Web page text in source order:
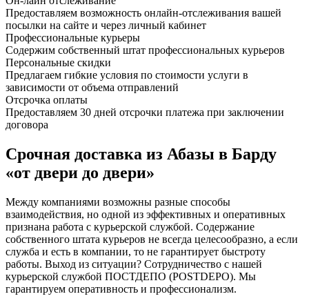
Предоставляем возможность онлайн-отслеживания вашей
посылки на сайте и через личный кабинет
Профессиональные курьеры
Содержим собственный штат профессиональных курьеров
Персональные скидки
Предлагаем гибкие условия по стоимости услуги в
зависимости от объема отправлений
Отсрочка оплаты
Предоставляем 30 дней отсрочки платежа при заключении
договора
Срочная доставка из Абазы в Барду
«от двери до двери»
Между компаниями возможны разные способы
взаимодействия, но одной из эффективных и оперативных
признана работа с курьерской службой. Содержание
собственного штата курьеров не всегда целесообразно, а если
служба и есть в компании, то не гарантирует быстроту
работы. Выход из ситуации? Сотрудничество с нашей
курьерской службой ПОСТДЕПО (POSTDEPO). Мы
гарантируем оперативность и профессионализм.